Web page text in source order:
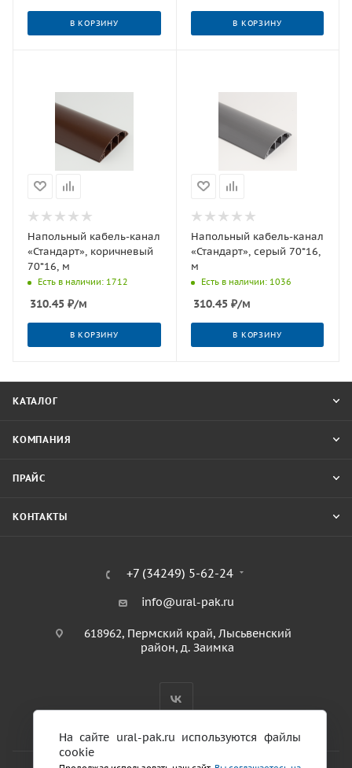
В КОРЗИНУ В КОРЗИНУ
Напольный кабель-канал
«Стандарт», коричневый
70*16, м
Есть в наличии: 1712
310.45 ₽/м
В КОРЗИНУ
Напольный кабель-канал
«Стандарт», серый 70*16,
м
Есть в наличии: 1036
310.45₽/м
В КОРЗИНУ
КАТАЛОГ
КОМПАНИЯ
ПРАЙС
КОНТАКТЫ
+7 (34249) 5-62-24
info@ural-pak.ru
618962, Пермский край, Лысьвенский
район, д. Заимка
На сайте ural-pak.ru используются файлы
cookie